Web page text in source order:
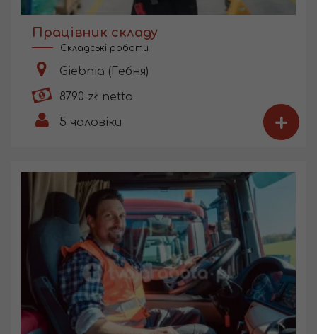
Працівник складу
Складські роботи
Giebnia (Гебня)
8790 zł netto
5 чоловіки +